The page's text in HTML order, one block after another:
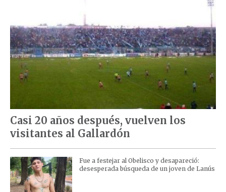
Casi 20 años después, vuelven los
visitantes al Gallardón
Fue a festejar al Obelisco y desapareció:
desesperada búsqueda de un joven de Lanús